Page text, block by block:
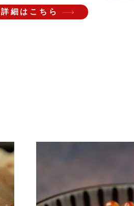
詳細はこちら